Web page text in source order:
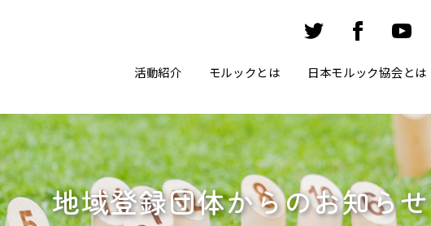
活動紹介 モルックとは 日本モルック協会とは
地域登録団体からのお知らせ